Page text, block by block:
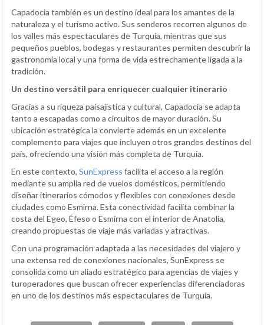
Capadocia también es un destino ideal para los amantes de la
naturaleza y el turismo activo. Sus senderos recorren algunos de
los valles más espectaculares de Turquía, mientras que sus
pequeños pueblos, bodegas y restaurantes permiten descubrir la
gastronomía local y una forma de vida estrechamente ligada a la
tradición.
Un destino versátil para enriquecer cualquier itinerario
Gracias a su riqueza paisajística y cultural, Capadocia se adapta
tanto a escapadas como a circuitos de mayor duración. Su
ubicación estratégica la convierte además en un excelente
complemento para viajes que incluyen otros grandes destinos del
país, ofreciendo una visión más completa de Turquía.
En este contexto, SunExpress facilita el acceso a la región
mediante su amplia red de vuelos domésticos, permitiendo
diseñar itinerarios cómodos y flexibles con conexiones desde
ciudades como Esmirna. Esta conectividad facilita combinar la
costa del Egeo, Éfeso o Esmirna con el interior de Anatolia,
creando propuestas de viaje más variadas y atractivas.
Con una programación adaptada a las necesidades del viajero y
una extensa red de conexiones nacionales, SunExpress se
consolida como un aliado estratégico para agencias de viajes y
turoperadores que buscan ofrecer experiencias diferenciadoras
en uno de los destinos más espectaculares de Turquía.